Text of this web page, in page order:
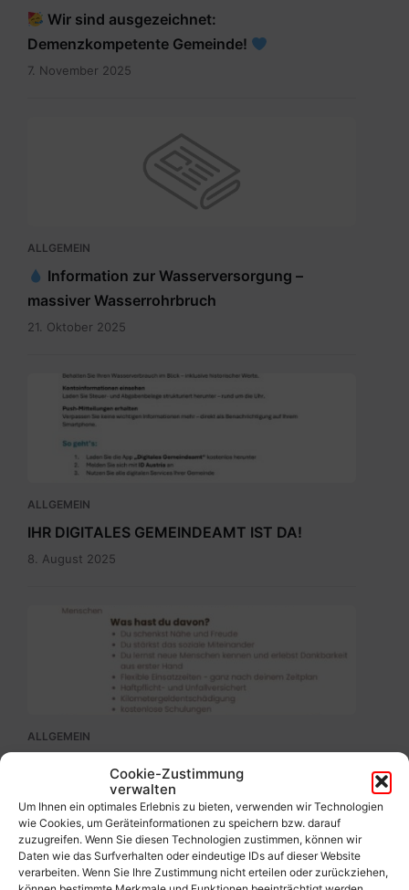
Cookie-Zustimmung
verwalten
Um Ihnen ein optimales Erlebnis zu bieten, verwenden wir Technologien
wie Cookies, um Geräteinformationen zu speichern bzw. darauf
zuzugreifen. Wenn Sie diesen Technologien zustimmen, können wir
Daten wie das Surfverhalten oder eindeutige IDs auf dieser Website
verarbeiten. Wenn Sie Ihre Zustimmung nicht erteilen oder zurückziehen,
Wir sind ausgezeichnet:
Demenzkompetente Gemeinde!
7. November 2025
ALLGEMEIN
Information zur Wasserversorgung –
massiver Wasserrohrbruch
21. Oktober 2025
Digitales
Gemeindeamt_Pressetext.pdf
ALLGEMEIN
IHR DIGITALES GEMEINDEAMT IST DA!
8. August 2025
Ehrenamtbewerbung
Pflegenahversorgung.pdf
ALLGEMEIN
Werde freiwillige(r) Helfer(in)!
5. August 2025